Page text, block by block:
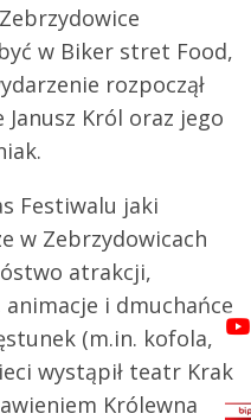
w Biker stret Food,
rozpoczął
Król oraz jego
Festiwalu jaki
w Zebrzydowicach
atrakcji,
i dmuchańce
(m.in. kofola,
wystąpił teatr Krak
Królewna